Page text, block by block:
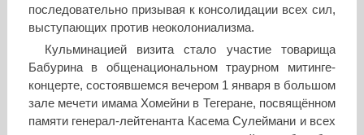
последовательно призывая к консолидации всех сил,
выступающих против неоколониализма.
Кульминацией визита стало участие товарища
Бабурина в общенациональном траурном митинге-
концерте, состоявшемся вечером 1 января в большом
зале мечети имама Хомейни в Тегеране, посвящённом
памяти генерал-лейтенанта Касема Сулеймани и всех